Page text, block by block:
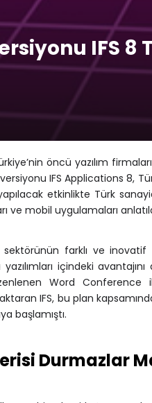
IFS
öncü yazılım
IFS Applications 8,
etkinlikte Türk
ve mobil uygulamaları
sektörünün farklı ve
içindeki
Word Conference
IFS, bu plan
başlamıştı.
Durmazlar